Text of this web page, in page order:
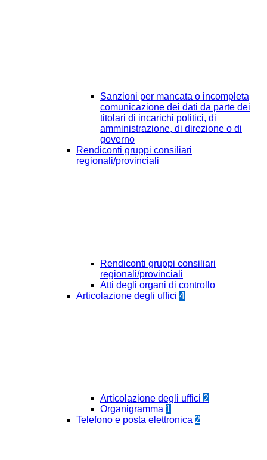
Sanzioni per mancata o incompleta
comunicazione dei dati da parte dei
titolari di incarichi politici, di
amministrazione, di direzione o di
governo
Rendiconti gruppi consiliari
regionali/provinciali
Rendiconti gruppi consiliari
regionali/provinciali
Atti degli organi di controllo
Articolazione degli uffici 4
Articolazione degli uffici 2
Organigramma 1
Telefono e posta elettronica 2